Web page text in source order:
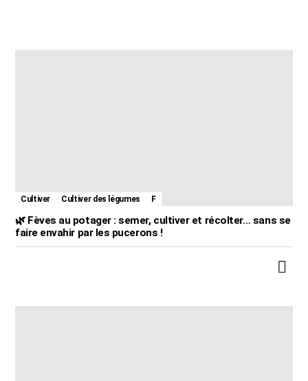
Cultiver Cultiver des légumes F
🌿 Fèves au potager : semer, cultiver et récolter… sans se
faire envahir par les pucerons !